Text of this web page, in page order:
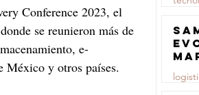
Conference 2023, el
se reunieron más de
e-
México y otros países.
23 jul